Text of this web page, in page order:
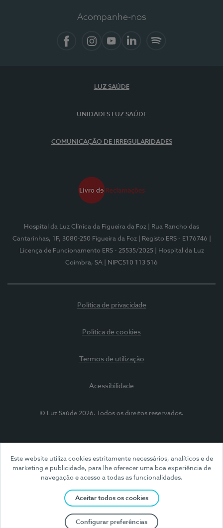
Este website utiliza cookies estritamente necessários, analíticos e de
marketing e publicidade, para lhe oferecer uma boa experiência de
navegação e acesso a todas as funcionalidades.
Aceitar todos os cookies
Configurar preferências
Acompanhe-nos
LUZ SAÚDE
UNIDADES LUZ SAÚDE
COMUNICAÇÃO DE IRREGULARIDADES
Hospital da Luz Clínica da Figueira da Foz
| Rua Rancho das
Cantarinhas, 1F, 3080-250 Figueira da Foz
| Registo ERS - E176746
Licença de Funcionamento ERS - 25535/2025
| Hospital da Luz
Coimbra, SA
| NIPC510 113 516
Política de privacidade
Política de cookies
Termos de utilização
Acessibilidade
© Luz Saúde 2026. Todos os direitos reservados.